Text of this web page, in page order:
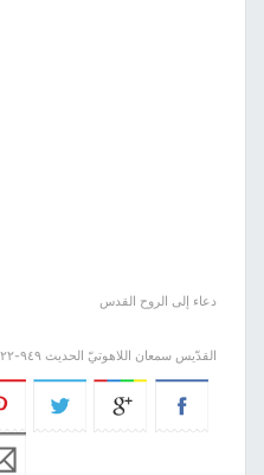
دعاء إلى الروح القدس
القدّيس سمعان اللاهوتيّ الحديث ٩٤٩-١٠٢٢ (تكملة الدعاء في العدد ٢٨)